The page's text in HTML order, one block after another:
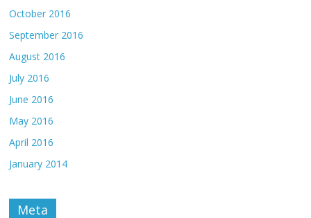
October 2016
September 2016
August 2016
July 2016
June 2016
May 2016
April 2016
January 2014
Meta